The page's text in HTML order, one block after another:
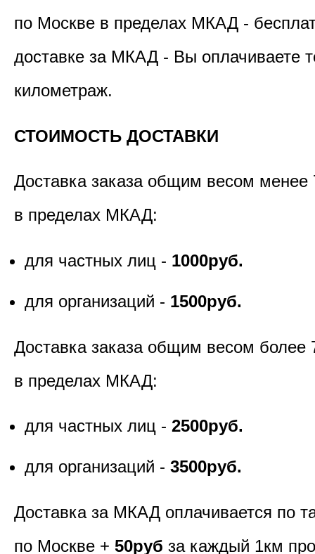
по Москве в пределах МКАД -
доставке за МКАД - Вы оплачиваете
километраж.
СТОИМОСТЬ ДОСТАВКИ
Доставка заказа общим весом менее
в пределах МКАД:
для частных лиц - 1000руб.
для организаций - 1500руб.
Доставка заказа общим весом более
в пределах МКАД:
для частных лиц - 2500руб.
для организаций - 3500руб.
Доставка за МКАД оплачивается по
по Москве + 50руб за каждый 1км